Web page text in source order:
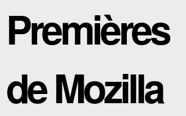
de Mozilla